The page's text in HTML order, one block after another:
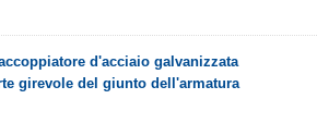
d'acciaio galvanizzata
girevole del giunto dell'armatura